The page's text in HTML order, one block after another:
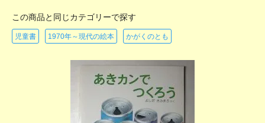
この商品と同じカテゴリーで探す
児童書 1970年～現代の絵本 かがくのとも